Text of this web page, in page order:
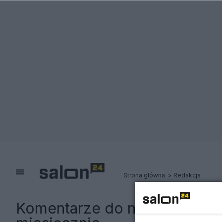
Strona główna Redakcja
Komentarze do notki:Rząd